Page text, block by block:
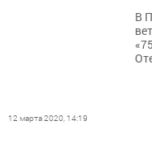
В
12 марта 2020, 14:19